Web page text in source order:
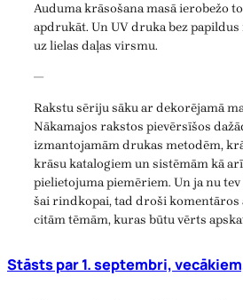
Auduma krāsošana masā ierobežo
apdrukāt. Un UV druka bez
uz lielas daļas virsmu.
—
Rakstu sēriju sāku ar dekorējamā
Nākamajos rakstos pievērsīšos
izmantojamām drukas metodēm,
krāsu katalogiem un sistēmām kā
pielietojuma piemēriem. Un ja nu
šai rindkopai, tad droši komentāros
citām tēmām, kuras būtu vērts
Stāsts par 1. septembri,